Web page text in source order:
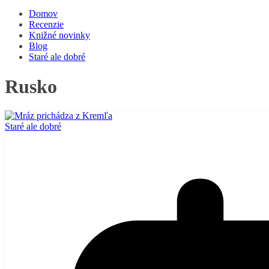
Domov
Recenzie
Knižné novinky
Blog
Staré ale dobré
Rusko
Staré ale dobré